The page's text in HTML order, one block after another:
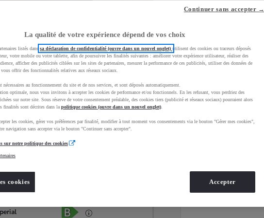
Services Concession
Occasions
La qualité de votre expérience dépend de vos choix
listés dans sa déclaration de confidentialité (ouvre dans un nouvel onglet) utilisent des cookies ou traceurs déposés
votre mobile ou votre tablette, afin de poursuivre les finalités suivantes : améliorer votre expérience utilisateur, réaliser des
afficher des publicités ciblées sur les sites de partenaires, mesurer la performance de ces publicités, utiliser des données de
offrir des fonctionnalités relatives aux réseaux sociaux.
nécessaires au fonctionnement du site et de nos services, et sont déposés automatiquement.
optimale, nous vous invitons à accepter les cookies de performance et/ou fonctionnels. En les refusant, vous perdriez des
sur notre site. Sous réserve de votre consentement préalable, des cookies tiers (publicité et réseaux sociaux) pourraient alors
finalités sont décrites dans la politique cookies (ouvre dans un nouvel onglet)
les cookies, gérer vos préférences par finalité, modifier à tout moment vos consentements via le bouton "Gérer mes cookies",
navigation sans accepter via le bouton "Continuer sans accepter".
sur notre politique des cookies
cookies
Continuer sans accepter →
Accepter